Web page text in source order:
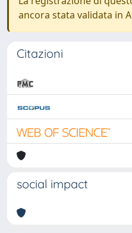
ancora stata validata in
Citazioni
social impact